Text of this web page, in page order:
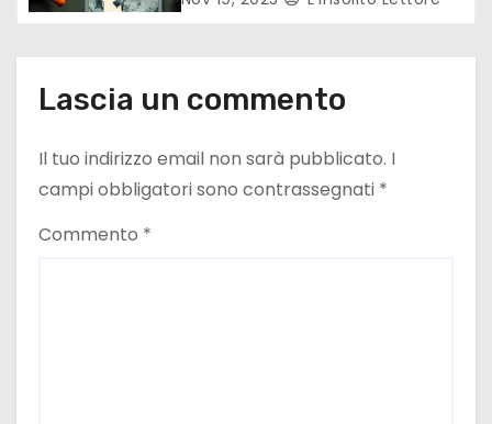
Lascia un commento
Il tuo indirizzo email non sarà pubblicato. I
campi obbligatori sono contrassegnati *
Commento *